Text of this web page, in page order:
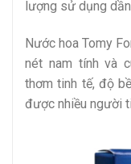
lượng sử dụng
Nước hoa Tomy
nét nam tính và
thơm tinh tế, độ
được nhiều người